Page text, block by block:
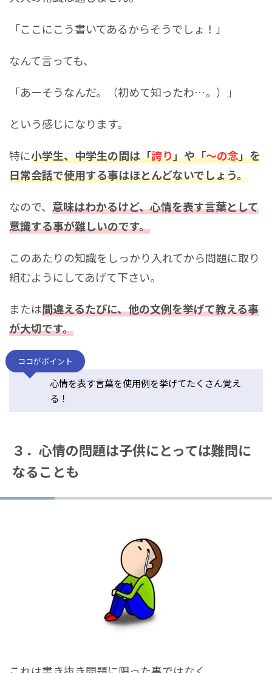
「ここにこう書いてあるからそうでしょ！」
なんて言っても、
「あーそうなんだ。（初めて知ったわ…。）」
という感じになります。
特に小学生、中学生の間は「誇り」や「～の念」を
日常会話で使用する事はほとんどないでしょう。
なので、 意味はわかるけど、心情を表す言葉として
意識する事が難しいのです。
このあたりの知識をしっかり入れてから問題に取り
組むようにしてあげて下さい。
または間違えるたびに、他の文例を挙げて教える事
が大切です。
ココがポイント
心情を表す言葉を使用例を挙げてたくさん覚え
る！
３．心情の問題は子供にとっては難問に
なることも